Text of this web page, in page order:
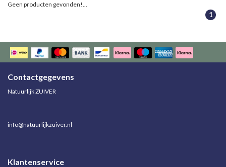
Geen producten gevonden!...
1
Contactgegevens
Natuurlijk ZUIVER
info@natuurlijkzuiver.nl
Klantenservice